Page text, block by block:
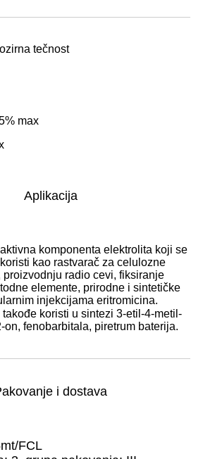
tečnost
max
Aplikacija
komponenta elektrolita koji se
kao rastvarač za celulozne
proizvodnju radio cevi, fiksiranje
elemente, prirodne i sintetičke
injekcijama eritromicina.
koristi u sintezi 3-etil-4-metil-
fenobarbitala, piretrum baterija.
i dostava
FCL